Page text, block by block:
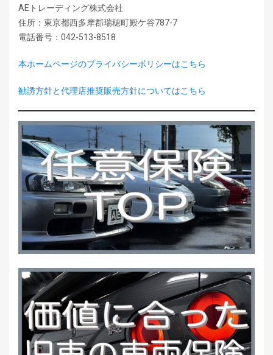
AEトレーディング株式会社
住所：東京都西多摩郡瑞穂町殿ケ谷787-7
電話番号：042-513-8518
本ホームページのプライバシーポリシーはこちら
勧誘方針と代理店推奨販売方針についてはこちら